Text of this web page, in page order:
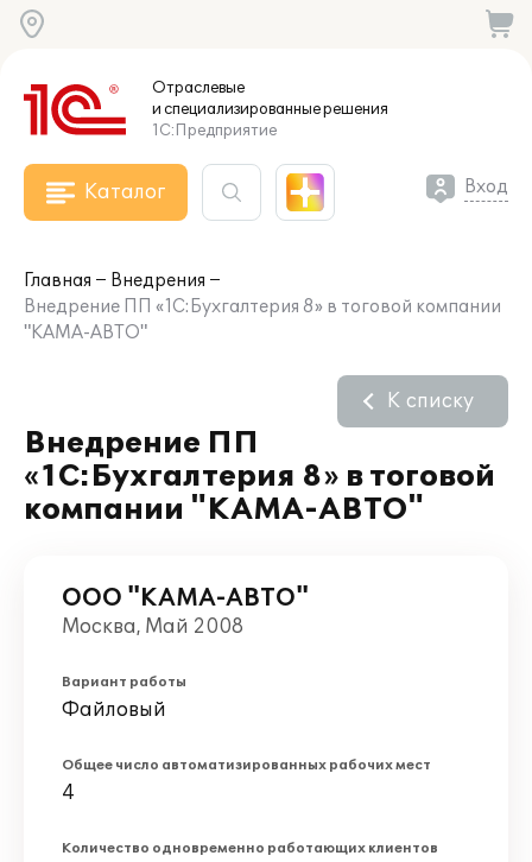
Отраслевые
и специализированныерешения
1С:Предприятие
Каталог Вход
Главная
Внедрения
Внедрение ПП «1С:Бухгалтерия 8» в тоговой компании
"КАМА-АВТО"
Внедрение ПП
«1С:Бухгалтерия 8» в тоговой
компании "КАМА-АВТО"
К списку
ООО "КАМА-АВТО"
Москва, Май 2008
Вариант работы
Файловый
Общее число автоматизированных рабочих мест
4
Количество одновременно работающих клиентов